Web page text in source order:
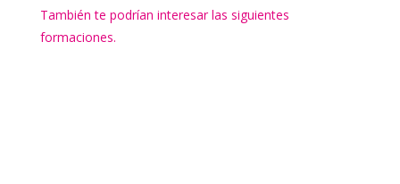
También te podrían interesar las siguientes
formaciones.